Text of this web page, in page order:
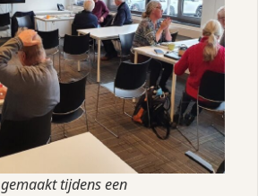
tijdens een